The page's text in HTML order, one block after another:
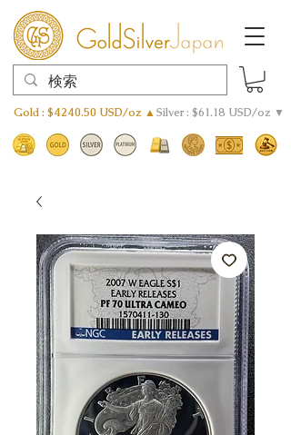
Gold : $4240.50 USD/oz ▲Silver : $61.18 USD/oz ▼